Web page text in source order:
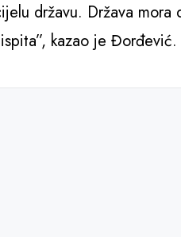
državu. Država
kazao je Đorđević.